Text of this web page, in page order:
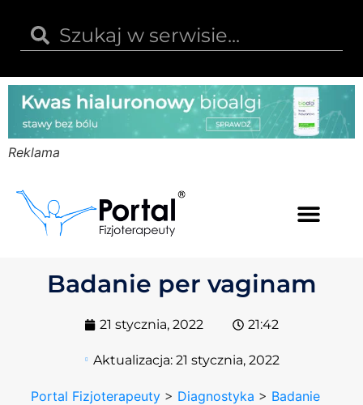
Reklama
Badanie per vaginam
21 stycznia, 2022 21:42
Aktualizacja: 21 stycznia, 2022
Portal Fizjoterapeuty > Diagnostyka > Badanie